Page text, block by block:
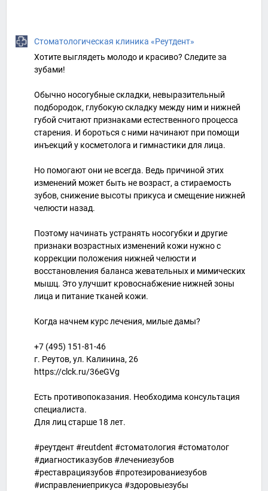
Стоматологическая клиника «Реутдент»
Хотите выглядеть молодо и красиво? Следите за
зубами!
Обычно носогубные складки, невыразительный
подбородок, глубокую складку между ним и нижней
губой считают признаками естественного процесса
старения. И бороться с ними начинают при помощи
инъекций у косметолога и гимнастики для лица.
Но помогают они не всегда. Ведь причиной этих
изменений может быть не возраст, а стираемость
зубов, снижение высоты прикуса и смещение нижней
челюсти назад.
Поэтому начинать устранять носогубки и другие
признаки возрастных изменений кожи нужно с
коррекции положения нижней челюсти и
восстановления баланса жевательных и мимических
мышц. Это улучшит кровоснабжение нижней зоны
лица и питание тканей кожи.
Когда начнем курс лечения, милые дамы?
+7 (495) 151-81-46
г. Реутов, ул. Калинина, 26
https://clck.ru/36eGVg
Есть противопоказания. Необходима консультация
специалиста.
Для лиц старше 18 лет.
#реутдент #reutdent #стоматология #стоматолог
#диагностиказубов #лечениезубов
#реставрациязубов #протезированиезубов
#исправлениеприкуса #здоровыезубы